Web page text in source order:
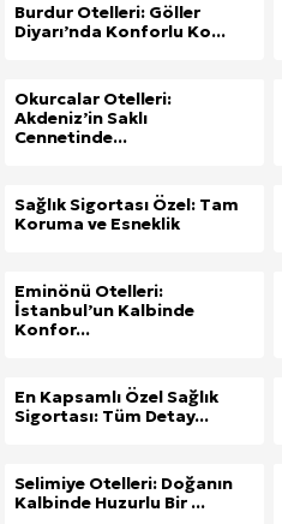
Burdur Otelleri: Göller
Diyarı’nda Konforlu Ko...
Okurcalar Otelleri:
Akdeniz’in Saklı
Cennetinde...
Sağlık Sigortası Özel: Tam
Koruma ve Esneklik
Eminönü Otelleri:
İstanbul’un Kalbinde
Konfor...
En Kapsamlı Özel Sağlık
Sigortası: Tüm Detay...
Selimiye Otelleri: Doğanın
Kalbinde Huzurlu Bir ...